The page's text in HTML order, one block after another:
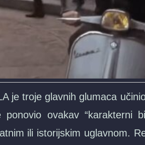
je troje glavnih glumaca
ponovio ovakav “karakterni
ili istorijskim uglavnom.